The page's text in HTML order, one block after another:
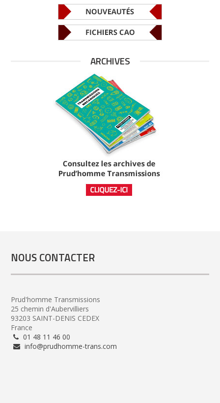
ARCHIVES
NOUS CONTACTER
Prud'homme Transmissions
25 chemin d'Aubervilliers
93203 SAINT-DENIS CEDEX
France
01 48 11 46 00
info@prudhomme-trans.com